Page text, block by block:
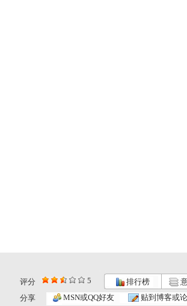
评分 5 排行榜
分享
MSN或QQ好友 贴到博客或
智慧树 2... 智慧树 2...